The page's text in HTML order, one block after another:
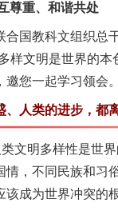
重、和谐共处
教科文组织总干
样文明是世界的
您一起学习领会。
人类的进步，都
明多样性是世界
情，不同民族和
成为世界冲突的